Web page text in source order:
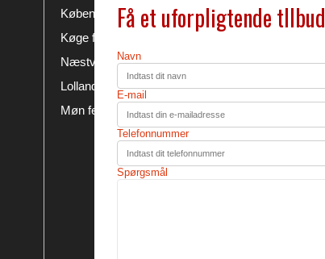
København festudlejning
Køge festudlejning
Næstved festudlejning
Lolland Falster festudlejning
Møn festudlejning
Få et uforpligtende tllbud
Navn
E-mail
Telefonnummer
Spørgsmål